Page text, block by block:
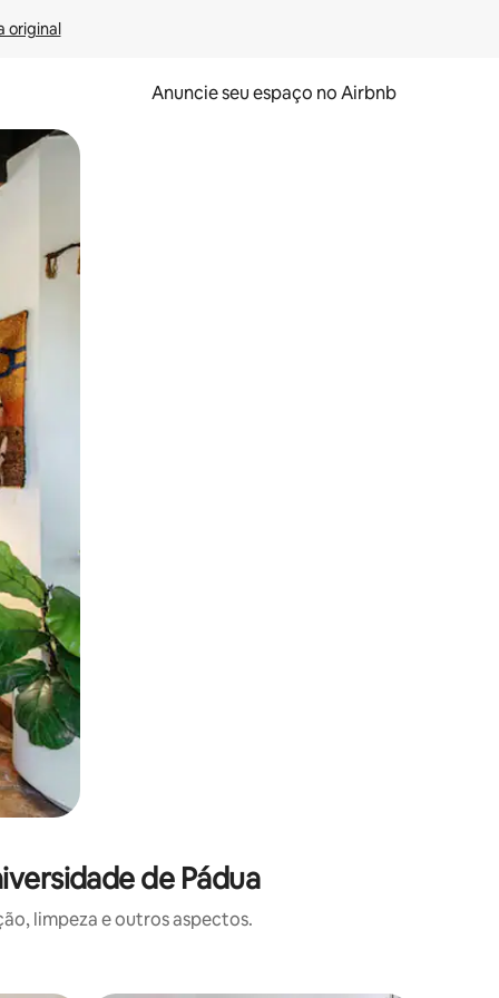
original
Anuncie seu espaço no Airbnb
o dedo na tela.
de Pádua
limpeza e outros aspectos.